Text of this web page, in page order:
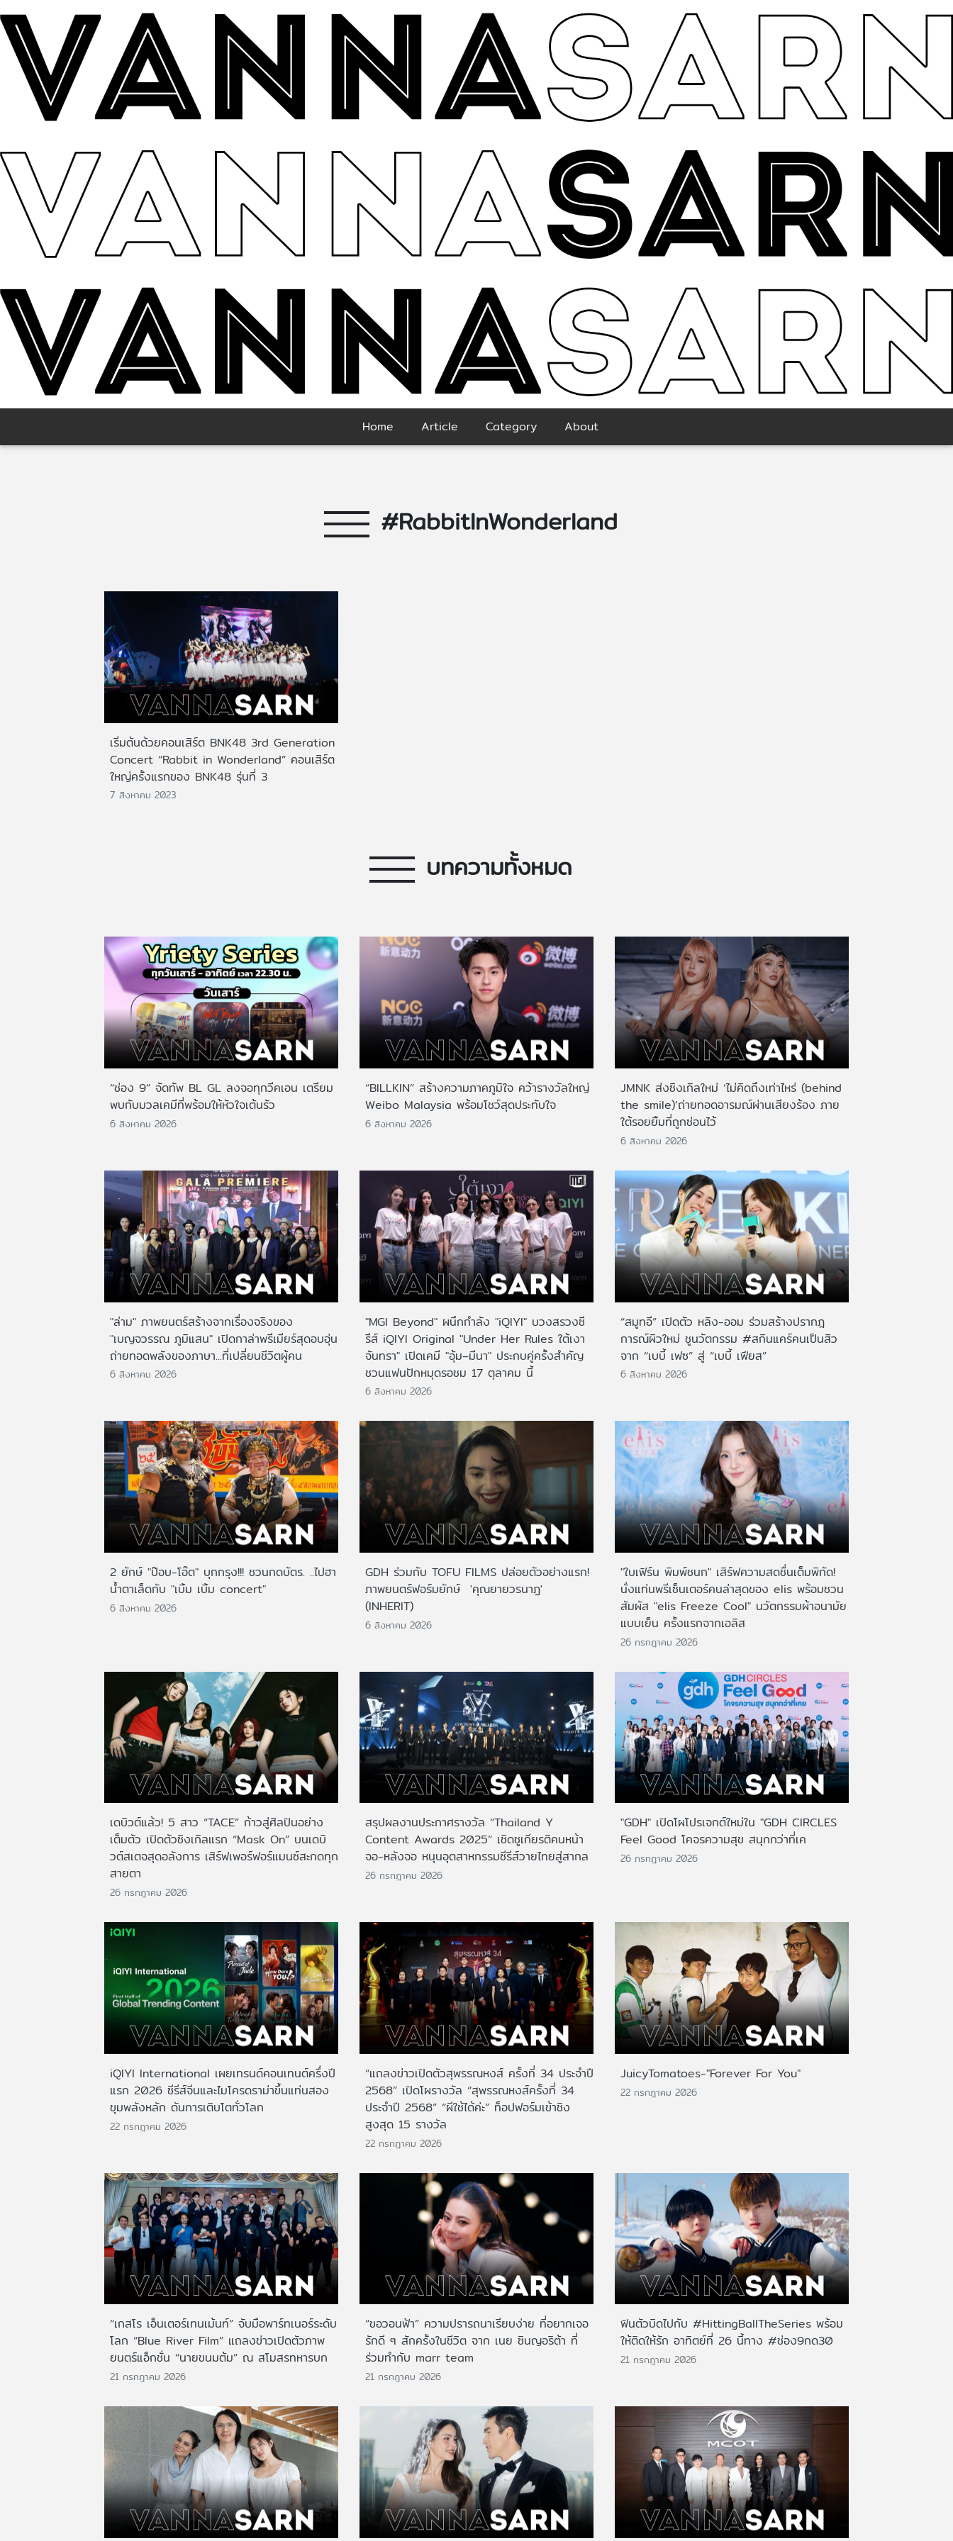
Home Article Category About
#RabbitInWonderland
เริ่มต้นด้วยคอนเสิร์ต BNK48 3rd Generation
Concert “Rabbit in Wonderland” คอนเสิร์ต
ใหญ่ครั้งแรกของ BNK48 รุ่นที่ 3
7 สิงหาคม 2023
บทความทั้งหมด
“ช่อง 9” จัดทัพ BL GL ลงจอทุกวีคเอน เตรียม
พบกับมวลเคมีที่พร้อมให้หัวใจเต้นรัว
6 สิงหาคม 2026
“BILLKIN” สร้างความภาคภูมิใจ คว้ารางวัลใหญ่
Weibo Malaysia พร้อมโชว์สุดประทับใจ
6 สิงหาคม 2026
JMNK ส่งซิงเกิลใหม่ ‘ไม่คิดถึงเท่าไหร่ (behind
the smile)’ถ่ายทอดอารมณ์ผ่านเสียงร้อง ภาย
ใต้รอยยิ้มที่ถูกซ่อนไว้
6 สิงหาคม 2026
"ล่าม" ภาพยนตร์สร้างจากเรื่องจริงของ
"เบญจวรรณ ภูมิแสน" เปิดกาล่าพรีเมียร์สุดอบอุ่น
ถ่ายทอดพลังของภาษา...ที่เปลี่ยนชีวิตผู้คน
6 สิงหาคม 2026
"MGI Beyond" ผนึกกำลัง "iQIYI" บวงสรวงซี
รีส์ iQIYI Original "Under Her Rules ใต้เงา
จันทรา" เปิดเคมี "อุ้ม–มีนา" ประกบคู่ครั้งสำคัญ
ชวนแฟนปักหมุดรอชม 17 ตุลาคม นี้
6 สิงหาคม 2026
“สมูทอี” เปิดตัว หลิง-ออม ร่วมสร้างปรากฎ
การณ์ผิวใหม่ ชูนวัตกรรม #สกินแคร์คนเป็นสิว
จาก “เบบี้ เฟซ” สู่ “เบบี้ เฟียส”
6 สิงหาคม 2026
2 ยักษ์ "ป๊อบ-โอ๊ต" บุกกรุง!!! ชวนกดบัตร. ..ไปฮา
น้ำตาเล็ดกับ "เบิ้ม เบิ้ม concert"
6 สิงหาคม 2026
GDH ร่วมกับ TOFU FILMS ปล่อยตัวอย่างแรก!
ภาพยนตร์ฟอร์มยักษ์ 'คุณยายวรนาฏ'
(INHERIT)
6 สิงหาคม 2026
"ใบเฟิร์น พิมพ์ชนก" เสิร์ฟความสดชื่นเต็มพิกัด!
นั่งแท่นพรีเซ็นเตอร์คนล่าสุดของ elis พร้อมชวน
สัมผัส "elis Freeze Cool" นวัตกรรมผ้าอนามัย
แบบเย็น ครั้งแรกจากเอลิส
26 กรกฎาคม 2026
เดบิวต์แล้ว! 5 สาว “TACE” ก้าวสู่ศิลปินอย่าง
เต็มตัว เปิดตัวซิงเกิลแรก “Mask On” บนเดบิ
วต์สเตจสุดอลังการ เสิร์ฟเพอร์ฟอร์แมนซ์สะกดทุก
สายตา
26 กรกฎาคม 2026
สรุปผลงานประกาศรางวัล “Thailand Y
Content Awards 2025” เชิดชูเกียรติคนหน้า
จอ-หลังจอ หนุนอุตสาหกรรมซีรีส์วายไทยสู่สากล
26 กรกฎาคม 2026
"GDH" เปิดโผโปรเจกต์ใหม่ใน "GDH CIRCLES
Feel Good โคจรความสุข สนุกกว่าที่เค
26 กรกฎาคม 2026
iQIYI International เผยเทรนด์คอนเทนต์ครึ่งปี
แรก 2026 ซีรีส์จีนและไมโครดราม่าขึ้นแท่นสอง
ขุมพลังหลัก ดันการเติบโตทั่วโลก
22 กรกฎาคม 2026
“แถลงข่าวเปิดตัวสุพรรณหงส์ ครั้งที่ 34 ประจำปี
2568” เปิดโผรางวัล “สุพรรณหงส์ครั้งที่ 34
ประจำปี 2568” “ผีใช้ได้ค่ะ” ท็อปฟอร์มเข้าชิง
สูงสุด 15 รางวัล
22 กรกฎาคม 2026
JuicyTomatoes-"Forever For You"
22 กรกฎาคม 2026
“เกสโร เอ็นเตอร์เทนเม้นท์” จับมือพาร์ทเนอร์ระดับ
โลก “Blue River Film” แถลงข่าวเปิดตัวภาพ
ยนตร์แอ็กชั่น “นายขนมต้ม” ณ สโมสรทหารบก
21 กรกฎาคม 2026
“ขอวอนฟ้า” ความปรารถนาเรียบง่าย ที่อยากเจอ
รักดี ๆ สักครั้งในชีวิต จาก เนย ซินญอริต้า ที่
ร่วมทำกับ marr team
21 กรกฎาคม 2026
ฟินตัวบิดไปกับ #HittingBallTheSeries พร้อม
ให้ติดให้รัก อาทิตย์ที่ 26 นี้ทาง #ช่อง9กด30
21 กรกฎาคม 2026